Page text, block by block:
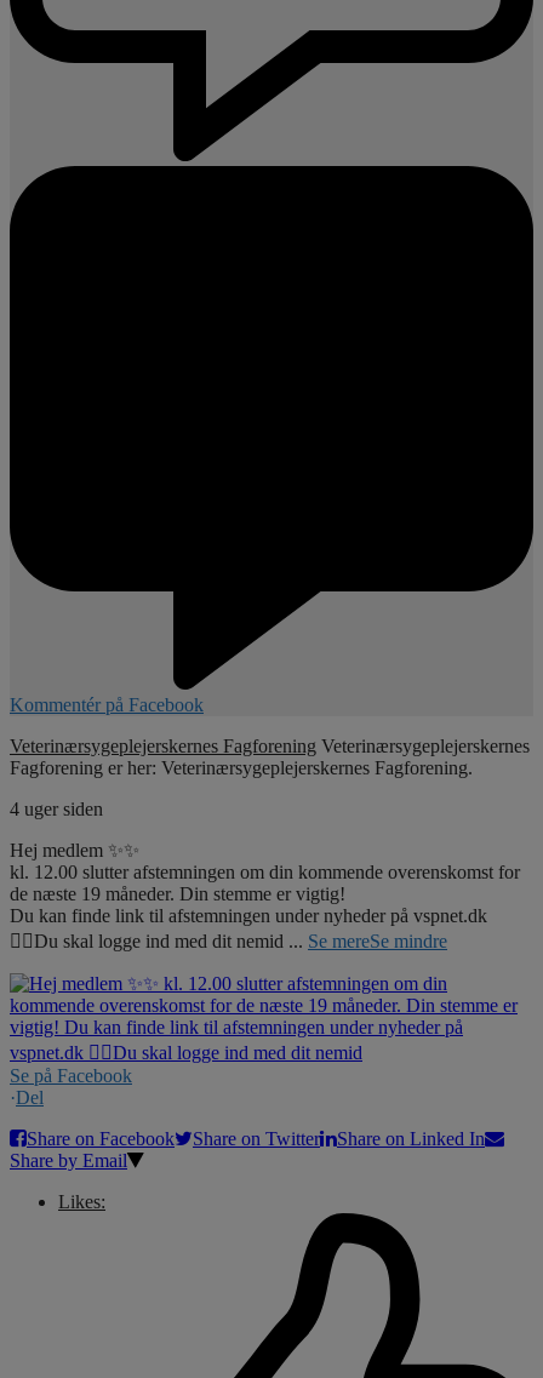
Kommentér på Facebook
Veterinærsygeplejerskernes Fagforening Veterinærsygeplejerskernes
Fagforening er her: Veterinærsygeplejerskernes Fagforening.
4 uger siden
Hej medlem ✨✨
kl. 12.00 slutter afstemningen om din kommende overenskomst for
de næste 19 måneder. Din stemme er vigtig!
Du kan finde link til afstemningen under nyheder på vspnet.dk
☝🏼Du skal logge ind med dit nemid ... Se mereSe mindre
Se på Facebook
·Del
Share on Facebook
Share on Twitter
Share on Linked In
Share by Email
Likes: